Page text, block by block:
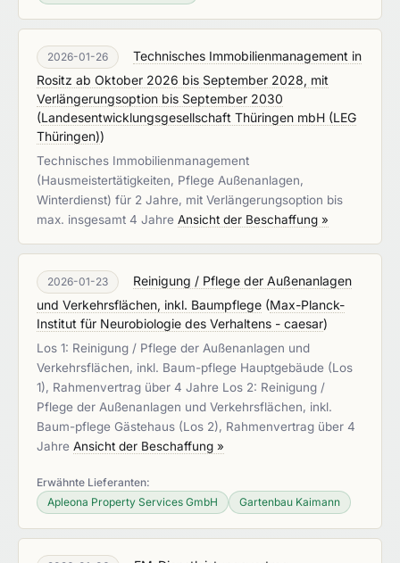
2026-01-26
Technisches Immobilienmanagement in
Rositz ab Oktober 2026 bis September 2028, mit
Verlängerungsoption bis September 2030
(Landesentwicklungsgesellschaft Thüringen mbH (LEG
Thüringen))
Technisches Immobilienmanagement
(Hausmeistertätigkeiten, Pflege Außenanlagen,
Winterdienst) für 2 Jahre, mit Verlängerungsoption bis
max. insgesamt 4 Jahre Ansicht der Beschaffung »
2026-01-23
Reinigung / Pflege der Außenanlagen
und Verkehrsflächen, inkl. Baumpflege (Max-Planck-
Institut für Neurobiologie des Verhaltens - caesar)
Los 1: Reinigung / Pflege der Außenanlagen und
Verkehrsflächen, inkl. Baum-pflege Hauptgebäude (Los
1), Rahmenvertrag über 4 Jahre Los 2: Reinigung /
Pflege der Außenanlagen und Verkehrsflächen, inkl.
Baum-pflege Gästehaus (Los 2), Rahmenvertrag über 4
Jahre Ansicht der Beschaffung »
Erwähnte Lieferanten:
Apleona Property Services GmbH
Gartenbau Kaimann